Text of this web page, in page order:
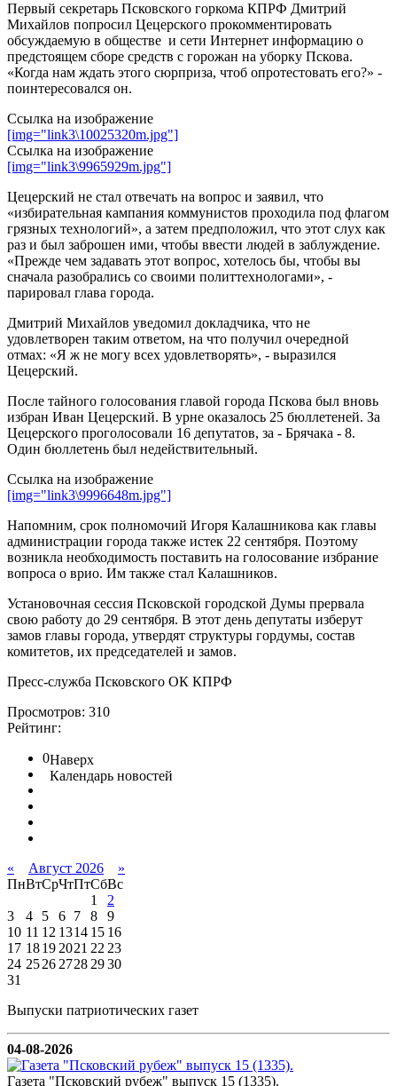
Первый секретарь Псковского горкома КПРФ Дмитрий
Михайлов попросил Цецерского прокомментировать
обсуждаемую в обществе и сети Интернет информацию о
предстоящем сборе средств с горожан на уборку Пскова.
«Когда нам ждать этого сюрприза, чтоб опротестовать его?» -
поинтересовался он.
Ссылка на изображение
[img="link3\10025320m.jpg"]
Ссылка на изображение
[img="link3\9965929m.jpg"]
Цецерский не стал отвечать на вопрос и заявил, что
«избирательная кампания коммунистов проходила под флагом
грязных технологий», а затем предположил, что этот слух как
раз и был заброшен ими, чтобы ввести людей в заблуждение.
«Прежде чем задавать этот вопрос, хотелось бы, чтобы вы
сначала разобрались со своими политтехнологами», -
парировал глава города.
Дмитрий Михайлов уведомил докладчика, что не
удовлетворен таким ответом, на что получил очередной
отмах: «Я ж не могу всех удовлетворять», - выразился
Цецерский.
После тайного голосования главой города Пскова был вновь
избран Иван Цецерский. В урне оказалось 25 бюллетеней. За
Цецерского проголосовали 16 депутатов, за - Брячака - 8.
Один бюллетень был недействительный.
Ссылка на изображение
[img="link3\9996648m.jpg"]
Напомним, срок полномочий Игоря Калашникова как главы
администрации города также истек 22 сентября. Поэтому
возникла необходимость поставить на голосование избрание
вопроса о врио. Им также стал Калашников.
Установочная сессия Псковской городской Думы прервала
свою работу до 29 сентября. В этот день депутаты изберут
замов главы города, утвердят структуры гордумы, состав
комитетов, их председателей и замов.
Пресс-служба Псковского ОК КПРФ
Просмотров: 310
Рейтинг:
0Наверх
Календарь новостей
« Август 2026
»
ПнВтСрЧтПтСбВс
1
2
3
4 5 6 7 8
9
10 11 12 1314 15 16
17 18192021 2223
24 252627282930
31
Выпуски патриотических газет
04-08-2026
Газета "Псковский рубеж" выпуск 15 (1335).